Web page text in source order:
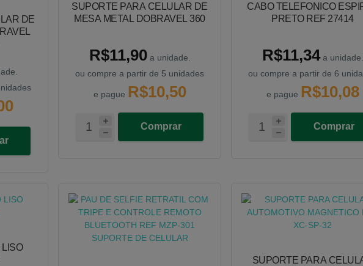
DE
SUPORTE PARA CELULAR DE
MESA METAL DOBRAVEL 360
R$11,90a unidade.
ou compre a partir de 5 unidades
e pague R$10,50
Comprar
CABO TELEFONICO
PRETO REF 27414
R$11,34a unidade.
ou compre a partir de 6
e pague R$10,08
Comprar
SUPORTE PARA